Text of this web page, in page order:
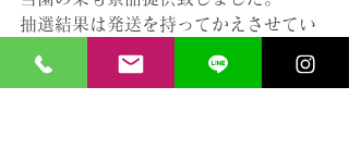
抽選結果は発送を持ってかえさせてい
さい。